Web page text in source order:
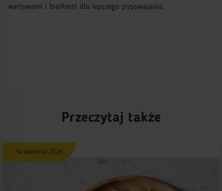
warzywami i białkami dla lepszego przyswajania.
Przeczytaj także
14 kwietnia 2026